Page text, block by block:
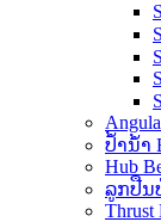
ປ້ຳນ້ຳ
Hub
ລູກປືນ
Thrust